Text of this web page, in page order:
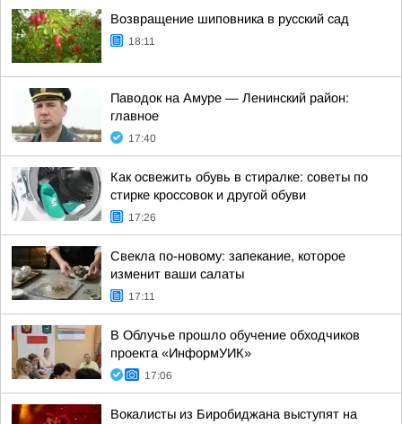
Возвращение шиповника в русский сад
18:11
Паводок на Амуре — Ленинский район:
главное
17:40
Как освежить обувь в стиралке: советы по
стирке кроссовок и другой обуви
17:26
Свекла по-новому: запекание, которое
изменит ваши салаты
17:11
В Облучье прошло обучение обходчиков
проекта «ИнформУИК»
17:06
Вокалисты из Биробиджана выступят на